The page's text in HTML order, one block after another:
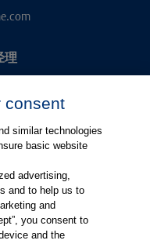
理
注微博
consent
similar technologies
basic website
advertising,
and to help us to
and
you consent to
and the